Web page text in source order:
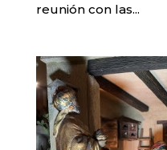
reunión con las...